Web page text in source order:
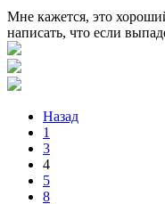
Мне кажется, это
написать, что если
Назад
1
3
4
5
8